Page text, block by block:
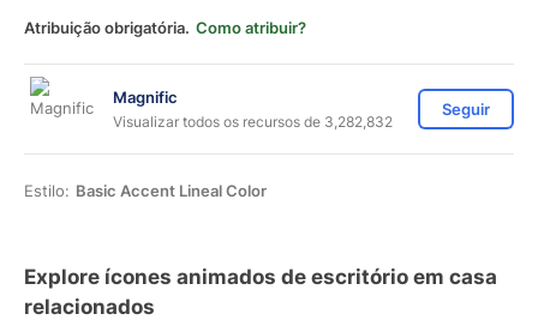
Atribuição obrigatória. Como atribuir?
Magnific
Visualizar todos os recursos de 3,282,832
Seguir
Estilo: Basic Accent Lineal Color
Explore ícones animados de escritório em casa
relacionados